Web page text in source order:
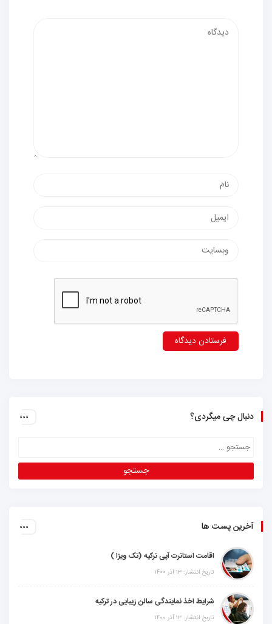
دنبال چی میگردی؟
آخرین پست ها
اقامت استاترت آپی ترکیه (تک ویزا )
تاریخ انتشار: ۱۳ آذر ۱۴۰۰
شرایط اخذ نمایندگی سالن زیبایی در ترکیه
تاریخ انتشار: ۱۳ آذر ۱۴۰۰